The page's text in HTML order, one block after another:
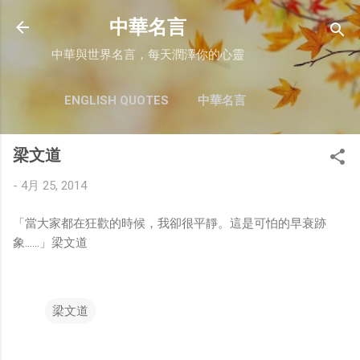
跳至主要內容
中華名言
中華與世界名言，每天潤澤你的心靈
ENGLISH QUOTES 中華名言
梁文道
- 4月 25, 2014
「當大家都在狂歡的時候，我卻很平靜。這是可怕的早衰跡
象……」梁文道
梁文道